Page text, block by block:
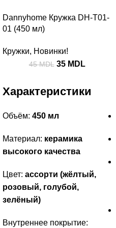
Dannyhome Кружка DH-T01-
01 (450 мл)
Кружки, Новинки!
45MDL 35 MDL
Характеристики
Объём: 450 мл
Материал: керамика
высокого качества
Цвет: ассорти (жёлтый,
розовый, голубой,
зелёный)
Внутреннее покрытие: